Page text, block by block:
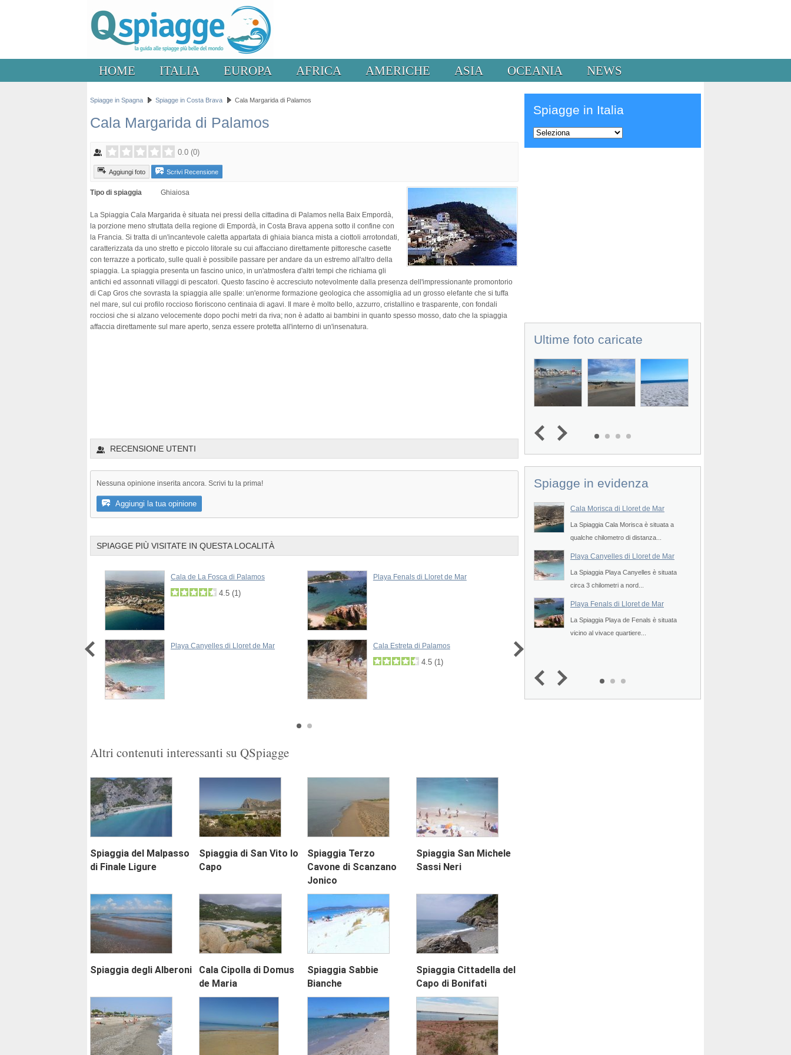
HOME ITALIA EUROPA AFRICA AMERICHE ASIA OCEANIA NEWS
Spiagge in Spagna Spiagge in Costa Brava Cala Margarida di Palamos
Cala Margarida di Palamos
0.0 (0)
Aggiungi foto Scrivi Recensione
Tipo di spiaggia Ghiaiosa
La Spiaggia Cala Margarida è situata nei pressi della cittadina di Palamos nella Baix Empordà,
la porzione meno sfruttata della regione di Empordà, in Costa Brava appena sotto il confine con
la Francia. Si tratta di un'incantevole caletta appartata di ghiaia bianca mista a ciottoli arrotondati,
caratterizzata da uno stretto e piccolo litorale su cui affacciano direttamente pittoresche casette
con terrazze a porticato, sulle quali è possibile passare per andare da un estremo all'altro della
spiaggia. La spiaggia presenta un fascino unico, in un'atmosfera d'altri tempi che richiama gli
antichi ed assonnati villaggi di pescatori. Questo fascino è accresciuto notevolmente dalla presenza dell'impressionante promontorio
di Cap Gros che sovrasta la spiaggia alle spalle: un'enorme formazione geologica che assomiglia ad un grosso elefante che si tuffa
nel mare, sul cui profilo roccioso fioriscono centinaia di agavi. Il mare è molto bello, azzurro, cristallino e trasparente, con fondali
rocciosi che si alzano velocemente dopo pochi metri da riva; non è adatto ai bambini in quanto spesso mosso, dato che la spiaggia
affaccia direttamente sul mare aperto, senza essere protetta all'interno di un'insenatura.
RECENSIONE UTENTI
Nessuna opinione inserita ancora. Scrivi tu la prima!
Aggiungi la tua opinione
SPIAGGE PIÙ VISITATE IN QUESTA LOCALITÀ
Cala de La Fosca di Palamos
4.5 (1)
Playa Fenals di Lloret de Mar
Playa Canyelles di Lloret de Mar Cala Estreta di Palamos
4.5 (1)
Playa de Lloret de Mar
Prev
Altri contenuti interessanti su QSpiagge
Spiaggia del Malpasso
di Finale Ligure
Spiaggia di San Vito lo
Capo
Spiaggia Terzo
Cavone di Scanzano
Jonico
Spiaggia San Michele
Sassi Neri
Spiaggia degli Alberoni
Cala Cipolla di Domus
de Maria
Spiaggia Sabbie
Bianche
Spiaggia Cittadella del
Capo di Bonifati
Spiagge in Italia
Ultime foto caricate
Next
1 2 3 4
Spiagge in evidenza
pressi della cittadina...
Cala Margarida di Palamos
4.5(1)
Cala Morisca di Lloret de Mar
La Spiaggia Cala Morisca è situata a
qualche chilometro di distanza...
Playa Canyelles di Lloret de Mar
La Spiaggia Playa Canyelles è situata
circa 3 chilometri a nord...
Playa Fenals di Lloret de Mar
La Spiaggia Playa de Fenals è situata
vicino al vivace quartiere...